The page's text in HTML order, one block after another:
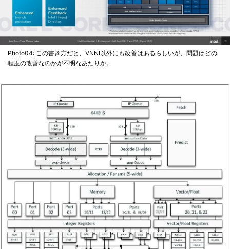
Photo04: この書き方だと、VNNI以外にも改善はあるらしいが、問題はどの
程度の改善なのかが不明なあたりか。